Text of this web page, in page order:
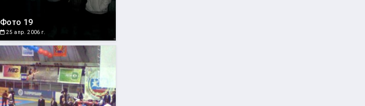
Фото 19
25 апр. 2006 г.